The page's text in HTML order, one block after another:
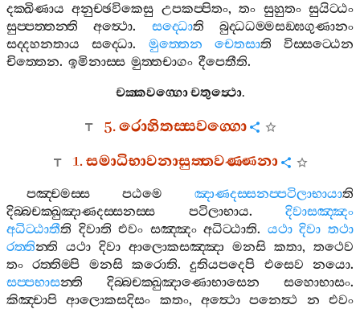
දක‍්ඛිණාය අනුච‍්ඡවිකෙසු උපකප‍්පිතං,තං සුහුතං සුයිට‍්ඨං
සුප‍්පත‍්තන‍්ති
අත්‍ථො. සද‍්ධොති
බුද‍්ධධම‍්මසඞ‍්ඝගුණානං
සද‍්දහනතාය
සද‍්ධො. මුත‍්තෙන චෙතසාති
විස‍්සට‍්ඨෙන
චිත‍්තෙන. ඉමිනාස‍්ස මුත‍්තචාගං දීපෙතීති.
චක‍්කවග‍්ගොචතුත්‍ථො.
5.රොහිතස‍්සවග‍්ගො
1.සමාධිභාවනාසුත‍්තවණ‍්ණනා
පඤ‍්චමස‍්ස පඨමෙ ඤාණදස‍්සනප‍්පටිලාභායාති
දිබ‍්බචක‍්ඛුඤාණදස‍්සනස‍්ස
පටිලාභාය. දිවාසඤ‍්ඤං
අධිට‍්ඨාතීති දිවාති එවං සඤ‍්ඤං අධිට‍්ඨාති. යථා දිවා තථා
රත‍්තින‍්ති යථා දිවා ආලොකසඤ‍්ඤා මනසි කතා, තථෙව
තං රත‍්තිම‍්පි මනසි කරොති.දුතියපදෙපි එසෙව නයො.
සප‍්පභාසන‍්ති දිබ‍්බචක‍්ඛුඤාණොභාසෙන සහොභාසං.
කිඤ‍්චාපි ආලොකසදිසං කතං,අත්‍ථො පනෙත්‍ථ න
එවං